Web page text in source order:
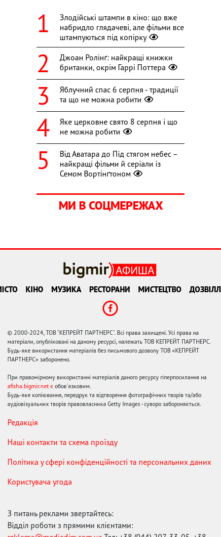
Злодійські штампи в кіно: що вже
набридло глядачеві, але фільми все
штампуються під копірку
Джоан Ролінґ: найкращі книжки
британки, окрім Гаррі Поттера
Яблучний спас 6 серпня - традиції
та що не можна робити
Яке церковне свято 8 серпня і що
не можна робити
Від Аватара до Під стягом небес –
найкращі фільми й серіали із
Семом Вортінґтоном
МИ В СОЦМЕРЕЖАХ
КІНО МУЗИКА РЕСТОРАНИ МИСТЕЦТВО
© 2000-2024, ТОВ "КЕПРЕЙТ ПАРТНЕРС". Всі права захищені. Усі права на
матеріали, опубліковані на даному ресурсі, належать ТОВ КЕПРЕЙТ ПАРТНЕРС.
Будь-яке використання матеріалів без письмового дозволу ТОВ «КЕПРЕЙТ
ПАРТНЕРС» заборонено.
При правомірному використанні матеріалів даного ресурсу гіперпосилання на
afisha.bigmir.net є обов'язковим.
Будь-яке копіювання, передрук та відтворення фотографічних творів та/або
аудіовізуальних творів правовласника Getty Images - суворо забороняється.
Редакція
Наші контакти та схема проїзду
Політика у сфері конфіденційності та персональних даних
Користувача угода
З питань реклами звертайтесь:
Відділ роботи з прямими клієнтами: